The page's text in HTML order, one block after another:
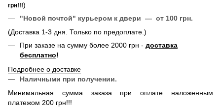
грн!!!)
"Новой почтой" курьером к двери — от 100 грн.
(Доставка 1-3 дня. Только по предоплате.)
При заказе на сумму более 2000 грн - доставка
бесплатно!
Подробнее о доставке
Наличными при получении.
Минимальная сумма заказа при оплате наложенным
платежом 200 грн!!!